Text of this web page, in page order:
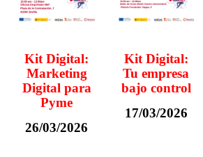
Kit Digital:
Marketing
Digital para
Pyme
26/03/2026
Kit Digital:
Tu empresa
bajo control
17/03/2026